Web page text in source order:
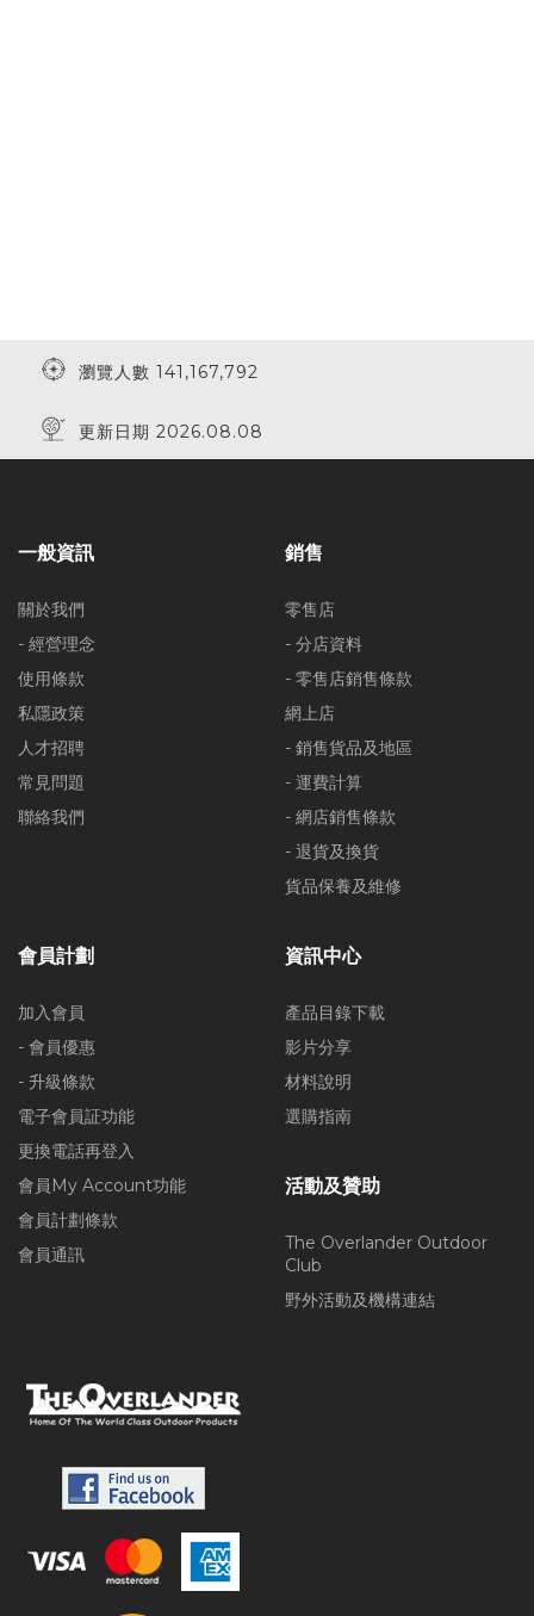
瀏覽人數 141,167,792
更新日期 2026.08.08
一般資訊
關於我們
- 經營理念
使用條款
私隱政策
人才招聘
常見問題
聯絡我們
銷售
零售店
- 分店資料
- 零售店銷售條款
網上店
- 銷售貨品及地區
- 運費計算
- 網店銷售條款
- 退貨及換貨
貨品保養及維修
會員計劃
加入會員
- 會員優惠
- 升級條款
電子會員証功能
更換電話再登入
會員My Account功能
會員計劃條款
會員通訊
資訊中心
產品目錄下載
影片分享
材料說明
選購指南
活動及贊助
The Overlander Outdoor
Club
野外活動及機構連結